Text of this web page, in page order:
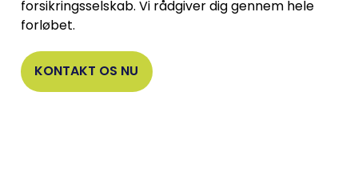
forsikringsselskab. Vi rådgiver dig gennem hele
forløbet.
KONTAKT OS NU